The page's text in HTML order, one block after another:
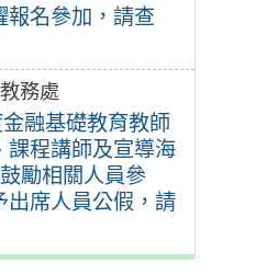
報名參加，請查
教務處
融基礎教育教師
課程講師及宣導海
勵相關人員參
出席人員公假，請